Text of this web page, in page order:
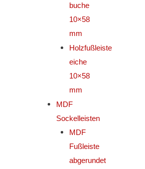
buche
10×58
mm
Holzfußleiste
eiche
10×58
mm
MDF
Sockelleisten
MDF
Fußleiste
abgerundet